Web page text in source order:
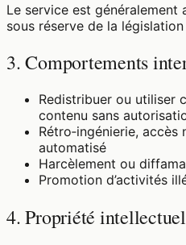
Le service est généralement
sous réserve de la
3. Comportements
Redistribuer ou utiliser
contenu sans
Rétro‑ingénierie,
automatisé
Harcèlement ou
Promotion d’activités
4. Propriété